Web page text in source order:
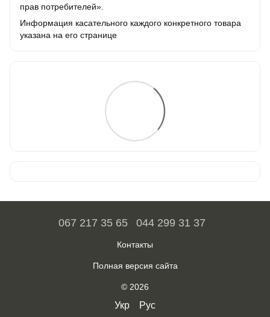
прав потребителей».
Информация касательного каждого конкретного товара
указана на его странице
067 217 35 65 044 299 31 37
Контакты
Полная версия сайта
© 2026
Укр Рус